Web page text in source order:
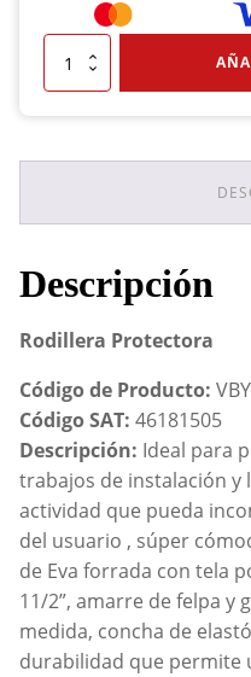
Rodillera
Protectora
Descripción
Rodillera Protectora
Código de Producto:
Código SAT: 46181505
Descripción: Ideal para
trabajos de instalación y
actividad que pueda
del usuario , súper
de Eva forrada con tela
11/2”, amarre de felpa y
medida, concha de
durabilidad que permite